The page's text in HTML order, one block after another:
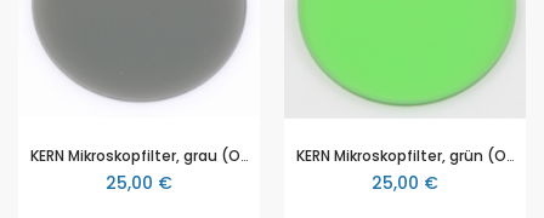
KERN Mikroskopfilter, grau (OBB-A1183)
25,00 €
KERN Mikroskopfilter, grün (OBB-A1188)
25,00 €